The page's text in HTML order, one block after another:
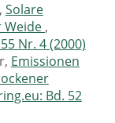
Solare
Weide,
Nr. 4 (2000)
Emissionen
Bd. 52